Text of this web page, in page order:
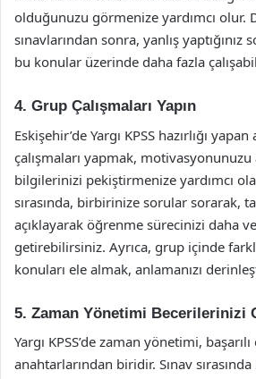
olduğunuzu görmenize yardımcı olur.
sınavlarından sonra, yanlış yaptığınız
bu konular üzerinde daha fazla
4. Grup Çalışmaları Yapın
Eskişehir’de Yargı KPSS hazırlığı
çalışmaları yapmak,
bilgilerinizi pekiştirmenize yardımcı
sırasında, birbirinize sorular sorarak,
açıklayarak öğrenme sürecinizi daha
getirebilirsiniz. Ayrıca, grup içinde
konuları ele almak, anlamanızı
5. Zaman Yönetimi Becerilerinizi
Yargı KPSS’de zaman yönetimi,
anahtarlarından biridir. Sınav